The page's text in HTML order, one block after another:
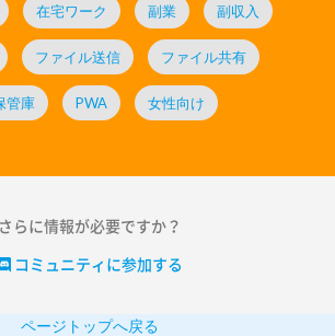
在宅ワーク 副業 副収入
ファイル送信 ファイル共有
管庫 PWA 女性向け
さらに情報が必要ですか？
コミュニティに参加する
ページトップへ戻る